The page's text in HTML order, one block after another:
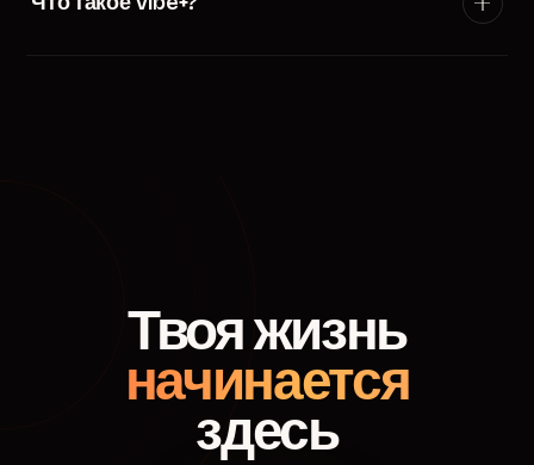
Твоя жизнь
начинается
здесь